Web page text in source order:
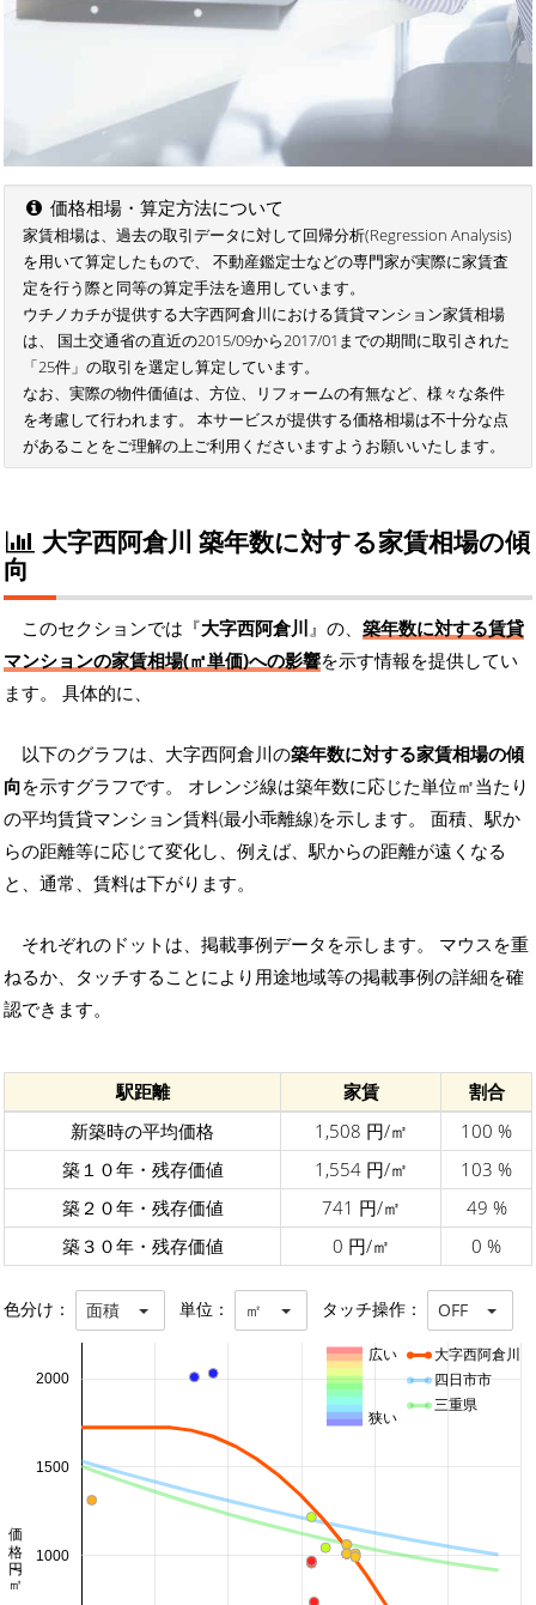
価格相場・算定方法について
家賃相場は、過去の取引データに対して回帰分析(Regression Analysis)
を用いて算定したもので、 不動産鑑定士などの専門家が実際に家賃査
定を行う際と同等の算定手法を適用しています。
ウチノカチが提供する大字西阿倉川における賃貸マンション家賃相場
は、 国土交通省の直近の2015/09から2017/01までの期間に取引された
「25件」の取引を選定し算定しています。
なお、実際の物件価値は、方位、リフォームの有無など、様々な条件
を考慮して行われます。 本サービスが提供する価格相場は不十分な点
があることをご理解の上ご利用くださいますようお願いいたします。
大字西阿倉川 築年数に対する家賃相場の傾
向
このセクションでは『大字西阿倉川 』の、 築年数に対する賃貸
マンションの家賃相場(㎡単価)への影響を示す情報を提供してい
ます。 具体的に、
以下のグラフは、大字西阿倉川の築年数に対する家賃相場の傾
向を示すグラフです。 オレンジ線は築年数に応じた単位㎡当たり
の平均賃貸マンション賃料(最小乖離線)を示します。 面積、駅か
らの距離等に応じて変化し、例えば、駅からの距離が遠くなる
と、通常、賃料は下がります。
それぞれのドットは、掲載事例データを示します。 マウスを重
ねるか、タッチすることにより用途地域等の掲載事例の詳細を確
認できます。
駅距離 家賃
割合
新築時の平均価格
1,508 円/㎡
100 %
築１０年・残存価値
1,554 円/㎡
103 %
築２０年・残存価値
741 円/㎡
49 %
築３０年・残存価値
0 円/㎡ 0 %
色分け： 面積 単位： ㎡ タッチ操作： OFF
1000
1500
2000
価格 円/㎡
大字西阿倉川
四日市市
三重県
広い
狭い